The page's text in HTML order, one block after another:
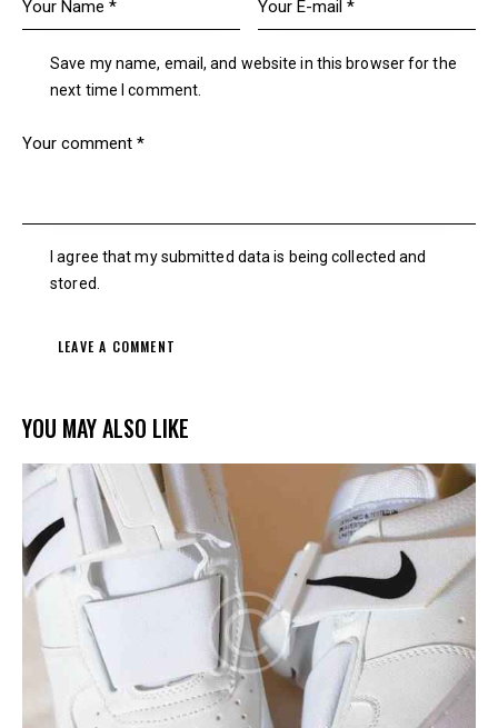
Save my name, email, and website in this browser for the
next time I comment.
I agree that my submitted data is being collected and
stored.
YOU MAY ALSO LIKE